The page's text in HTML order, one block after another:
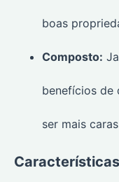
boas
Composto:
benefícios de
ser mais